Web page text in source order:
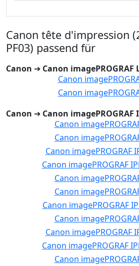
Canon tête d'impression
PF03) passend für
Canon ➔ Canon imagePROGRAF
Canon
Canon
Canon ➔ Canon imagePROGRAF
Canon
Canon
Canon imagePROGRAF
Canon imagePROGRAF
Canon
Canon
Canon imagePROGRAF
Canon
Canon imagePROGRAF
Canon imagePROGRAF
Canon